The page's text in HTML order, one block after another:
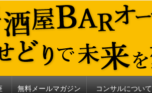
無料メールマガジン コンサルについて